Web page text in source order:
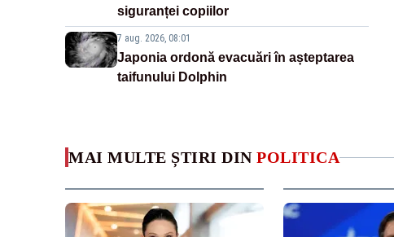
siguranței copiilor
7 aug. 2026, 08:01
Japonia ordonă evacuări în așteptarea
taifunului Dolphin
MAI MULTE ȘTIRI DIN POLITICA